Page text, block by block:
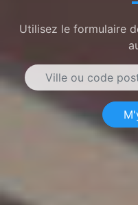
Utilisez le formulaire